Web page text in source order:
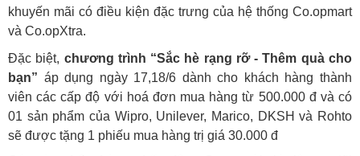
khuyến mãi có điều kiện đặc trưng của hệ thống Co.opmart
và Co.opXtra.
Đặc biệt, chương trình “Sắc hè rạng rỡ - Thêm quà cho
bạn” áp dụng ngày 17,18/6 dành cho khách hàng thành
viên các cấp độ với hoá đơn mua hàng từ 500.000 đ và có
01 sản phẩm của Wipro, Unilever, Marico, DKSH và Rohto
sẽ được tặng 1 phiếu mua hàng trị giá 30.000 đ